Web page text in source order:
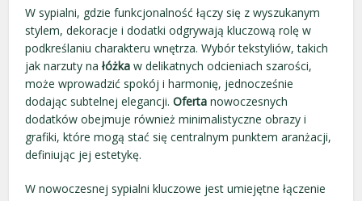
W sypialni, gdzie funkcjonalność łączy się z wyszukanym
stylem, dekoracje i dodatki odgrywają kluczową rolę w
podkreślaniu charakteru wnętrza. Wybór tekstyliów, takich
jak narzuty nałóżka w delikatnych odcieniach szarości,
może wprowadzić spokój i harmonię, jednocześnie
dodając subtelnej elegancji.Oferta nowoczesnych
dodatków obejmuje również minimalistyczne obrazy i
grafiki, które mogą stać się centralnym punktem aranżacji,
definiując jej estetykę.
W nowoczesnej sypialni kluczowe jest umiejętne łączenie